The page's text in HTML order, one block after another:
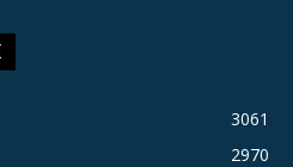
3061
2970